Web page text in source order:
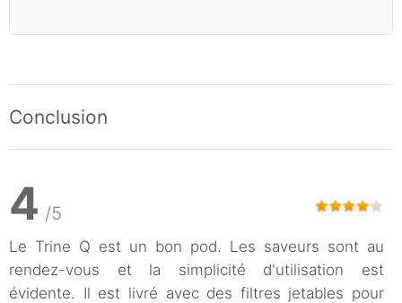
Conclusion
4 /5
Le Trine Q est un bon pod. Les saveurs sont au
rendez-vous et la simplicité d'utilisation est
évidente. Il est livré avec des filtres jetables pour